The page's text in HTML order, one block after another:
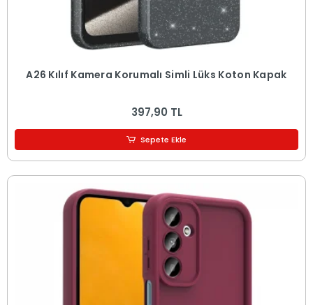
A26 Kılıf Kamera Korumalı Simli Lüks Koton Kapak
397,90 TL
Sepete Ekle